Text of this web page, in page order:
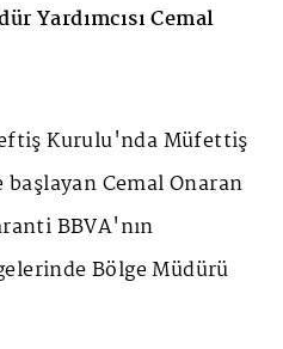
Yardımcısı Cemal
Kurulu'nda Müfettiş
başlayan Cemal Onaran
BBVA'nın
Bölge Müdürü